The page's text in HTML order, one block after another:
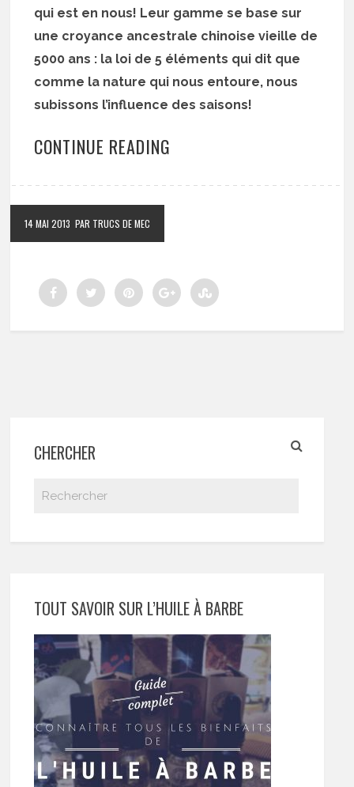
qui est en nous! Leur gamme se base sur
une croyance ancestrale chinoise vieille de
5000 ans : la loi de 5 éléments qui dit que
comme la nature qui nous entoure, nous
subissons l’influence des saisons!
CONTINUE READING
14 MAI 2013 PAR TRUCS DE MEC
CHERCHER
TOUT SAVOIR SUR L’HUILE À BARBE